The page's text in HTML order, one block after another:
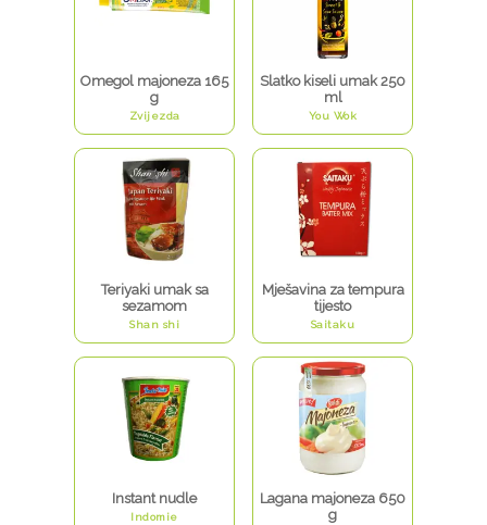
Omegol majoneza 165
g
Zvijezda
Slatko kiseli umak 250
ml
You Wok
Teriyaki umak sa
sezamom
Shan shi
Mješavina za tempura
tijesto
Saitaku
Instant nudle
Indomie
Lagana majoneza 650
g